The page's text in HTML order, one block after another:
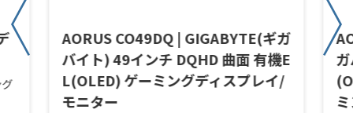
AORUS CO49DQ | GIGABYTE(ギガ
バイト) 49インチ DQHD 曲面 有機E
L(OLED) ゲーミングディスプレイ/
モニター